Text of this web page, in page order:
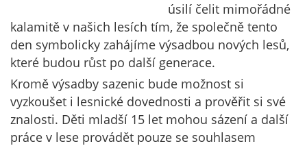
úsilí čelit mimořádné
kalamitě v našich lesích tím, že společně tento
den symbolicky zahájíme výsadbou nových lesů,
které budou růst po další generace.
Kromě výsadby sazenic bude možnost si
vyzkoušet i lesnické dovednosti a prověřit si své
znalosti. Děti mladší 15 let mohou sázení a další
práce v lese provádět pouze se souhlasem